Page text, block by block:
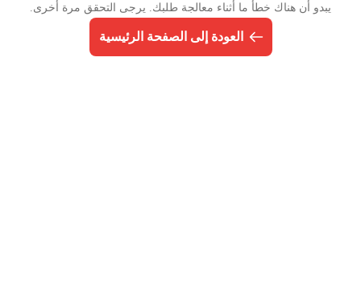
يبدو أن هناك خطأ ما أثناء معالجة طلبك. يرجى التحقق مرة أخرى.
العودة إلى الصفحة الرئيسية